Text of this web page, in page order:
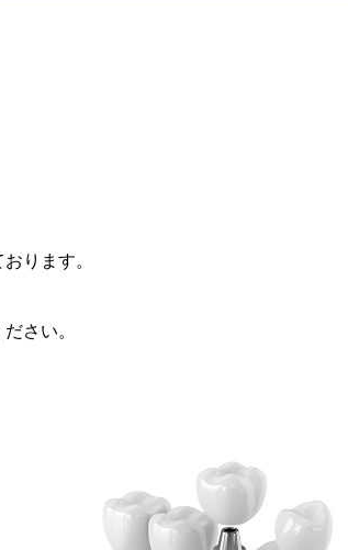
ります。
さい。